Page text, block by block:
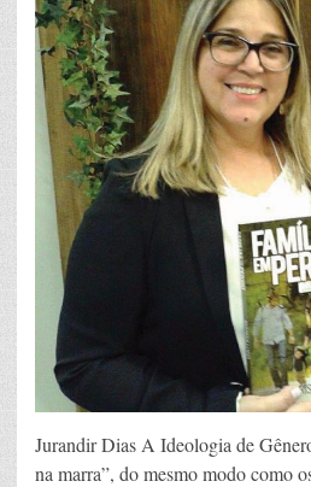
Jurandir Dias A Ideologia de
na marra”, do mesmo modo como